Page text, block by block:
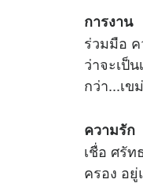
การงาน
ร่วมมือ
ว่าจะเป็
กว่า...เข
ความรัก
เชื่อ ศรั
ครอง อยู่